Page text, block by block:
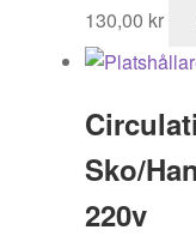
130,00 kr
Sko/
220v